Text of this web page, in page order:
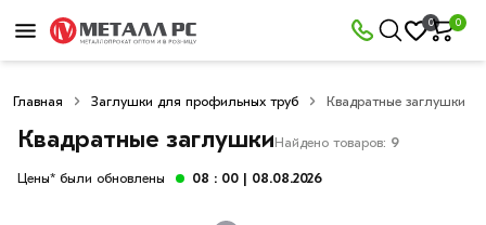
0 0
Главная Заглушки для профильных труб Квадратные заглушки
Квадратные заглушкиНайдено товаров: 9
Цены* были обновлены 08 : 00 | 08.08.2026
Фильтры
×
Со
скидкой